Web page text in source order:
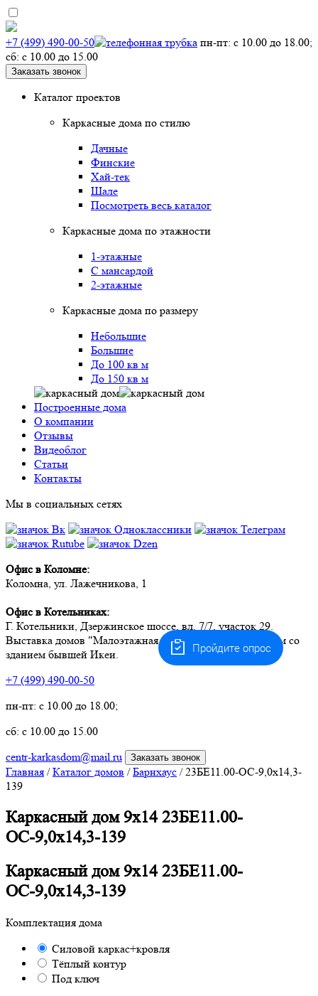
+7 (499) 490-00-50
пн-пт: с 10.00 до 18.00;
сб: с 10.00 до 15.00
Заказать звонок
Каталог проектов
Каркасные дома по стилю
Дачные
Финские
Хай-тек
Шале
Посмотреть весь каталог
Каркасные дома по этажности
1-этажные
С мансардой
2-этажные
Каркасные дома по размеру
Небольшие
Большие
До 100 кв м
До 150 кв м
Построенные дома
О компании
Отзывы
Видеоблог
Статьи
Контакты
Мы в социальных сетях
Офис в Коломне:
Коломна, ул. Лажечникова, 1
Офис в Котельниках:
Г. Котельники, Дзержинское шоссе, вл. 7/7, участок 29.
Выставка домов "Малоэтажная страна" Белая дача. Рядом со
зданием бывшей Икеи.
+7 (499) 490-00-50
пн-пт: с 10.00 до 18.00;
сб: с 10.00 до 15.00
centr-karkasdom@mail.ru
Заказать звонок
Главная /Каталог домов /Барнхаус /23БЕ11.00-ОС-9,0х14,3-
139
Каркасный дом 9х14 23БЕ11.00-
ОС-9,0х14,3-139
Каркасный дом 9х14 23БЕ11.00-
ОС-9,0х14,3-139
Комплектация дома
Силовой каркас+кровля
Тёплый контур
Под ключ
Пройдите опрос